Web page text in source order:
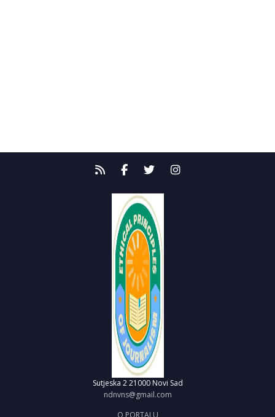
Sutjeska 2 21000 Novi Sad
ndnvns@gmail.com